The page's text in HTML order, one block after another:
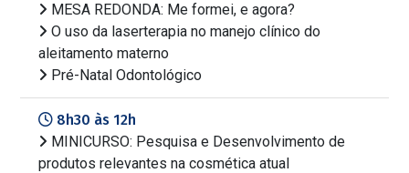
MESA REDONDA: Me formei, e agora?
O uso da laserterapia no manejo clínico do
aleitamento materno
Pré-Natal Odontológico
8h30 às 12h
MINICURSO: Pesquisa e Desenvolvimento de
produtos relevantes na cosmética atual